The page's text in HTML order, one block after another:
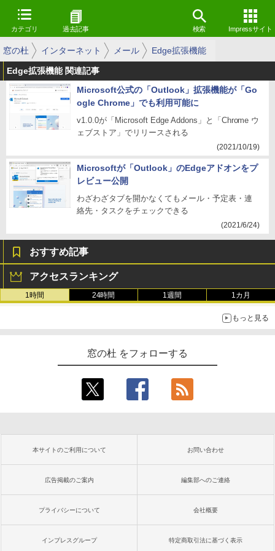
カテゴリ 過去記事 検索 Impressサイト
窓の杜 インターネット メール Edge拡張機能
Edge拡張機能 関連記事
Microsoft公式の「Outlook」拡張機能が「Go
ogle Chrome」でも利用可能に
v1.0.0が「Microsoft Edge Addons」と「Chrome ウ
ェブストア」でリリースされる
(2021/10/19)
Microsoftが「Outlook」のEdgeアドオンをプ
レビュー公開
わざわざタブを開かなくてもメール・予定表・連
絡先・タスクをチェックできる
(2021/6/24)
おすすめ記事
アクセスランキング
1時間 24時間 1週間 1カ月
もっと見る
窓の杜 をフォローする
本サイトのご利用について お問い合わせ
広告掲載のご案内 編集部へのご連絡
プライバシーについて 会社概要
インプレスグループ 特定商取引法に基づく表示